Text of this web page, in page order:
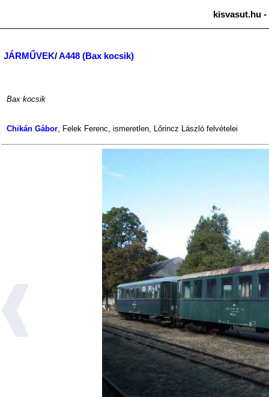
kisvasut.hu -
JÁRMŰVEK/A448 (Bax kocsik)
Bax kocsik
Chikán Gábor, Felek Ferenc, ismeretlen, Lőrincz László felvételei